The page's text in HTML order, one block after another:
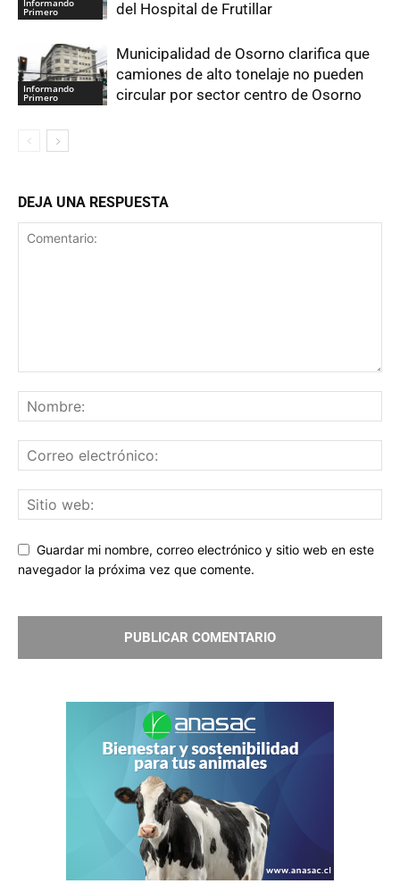
Informando
Primero del Hospital de Frutillar
Informando
Primero
Municipalidad de Osorno clarifica que
camiones de alto tonelaje no pueden
circular por sector centro de Osorno
DEJA UNA RESPUESTA
Guardar mi nombre, correo electrónico y sitio web en este
navegador la próxima vez que comente.